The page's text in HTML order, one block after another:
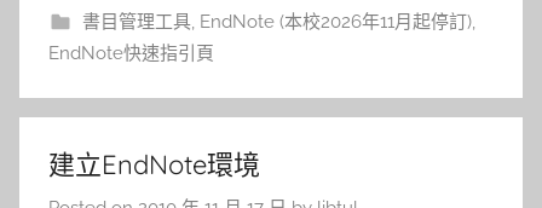
格
書目管理工具, EndNote (本校2026年11月起停訂),
EndNote快速指引頁
建立EndNote環境